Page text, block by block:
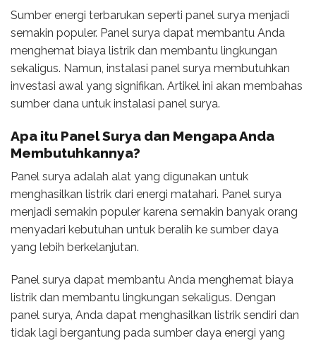
Sumber energi terbarukan seperti panel surya menjadi
semakin populer. Panel surya dapat membantu Anda
menghemat biaya listrik dan membantu lingkungan
sekaligus. Namun, instalasi panel surya membutuhkan
investasi awal yang signifikan. Artikel ini akan membahas
sumber dana untuk instalasi panel surya.
Apa itu Panel Surya dan Mengapa Anda
Membutuhkannya?
Panel surya adalah alat yang digunakan untuk
menghasilkan listrik dari energi matahari. Panel surya
menjadi semakin populer karena semakin banyak orang
menyadari kebutuhan untuk beralih ke sumber daya
yang lebih berkelanjutan.
Panel surya dapat membantu Anda menghemat biaya
listrik dan membantu lingkungan sekaligus. Dengan
panel surya, Anda dapat menghasilkan listrik sendiri dan
tidak lagi bergantung pada sumber daya energi yang